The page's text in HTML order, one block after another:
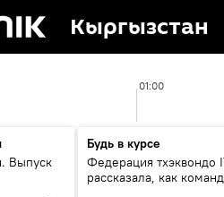
Кыргызстан
01:00
Выпуск
Будь в курсе
Федерация тхэквондо
рассказала, как